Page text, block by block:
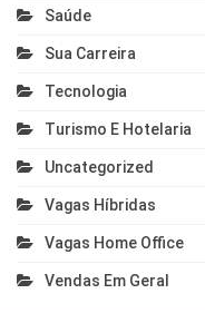
Saúde
Sua Carreira
Tecnologia
Turismo E Hotelaria
Uncategorized
Vagas Híbridas
Vagas Home Office
Vendas Em Geral